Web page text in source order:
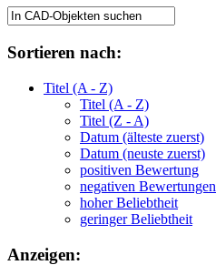
Sortieren nach:
Titel (A - Z)
Titel (A - Z)
Titel (Z - A)
Datum (älteste zuerst)
Datum (neuste zuerst)
positiven Bewertung
negativen Bewertungen
hoher Beliebtheit
geringer Beliebtheit
Anzeigen: